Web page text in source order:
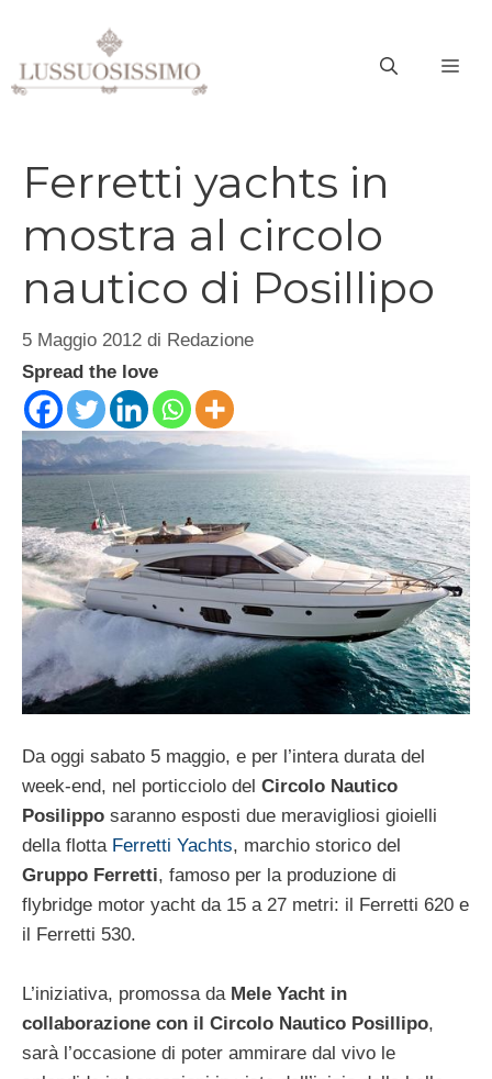
contenuto
Ferretti yachts in
mostra al circolo
nautico di Posillipo
5 Maggio 2012 di Redazione
Spread the love
Da oggi sabato 5 maggio, e per l’intera durata del
week-end, nel porticciolo del Circolo Nautico
Posilippo saranno esposti due meravigliosi gioielli
della flotta Ferretti Yachts, marchio storico del
Gruppo Ferretti, famoso per la produzione di
flybridge motor yacht da 15 a 27 metri: il Ferretti 620 e
il Ferretti 530.
L’iniziativa, promossa da Mele Yacht in
collaborazione con il Circolo Nautico Posillipo,
sarà l’occasione di poter ammirare dal vivo le